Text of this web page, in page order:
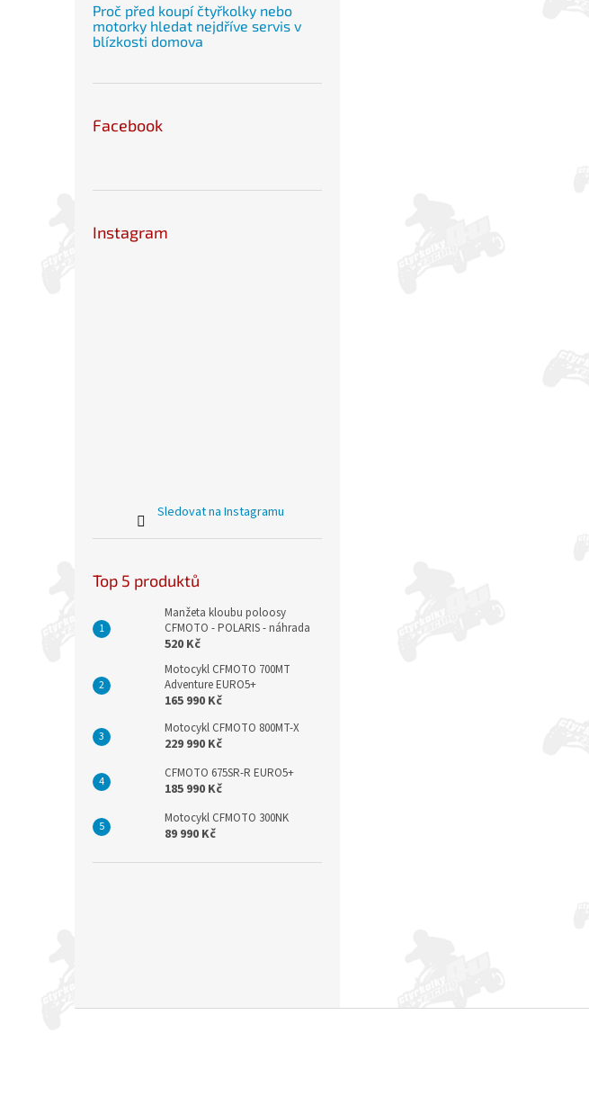
Proč před koupí čtyřkolky nebo
motorky hledat nejdříve servis v
blízkosti domova
Facebook
Instagram
Sledovat na Instagramu
Top 5 produktů
Manžeta kloubu poloosy
CFMOTO - POLARIS - náhrada
520 Kč
Motocykl CFMOTO 700MT
Adventure EURO5+
165 990 Kč
Motocykl CFMOTO 800MT-X
229 990 Kč
CFMOTO 675SR-R EURO5+
185 990 Kč
Motocykl CFMOTO 300NK
89 990 Kč